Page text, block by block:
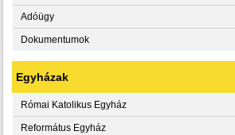
Adóügy
Dokumentumok
Egyházak
Római Katolikus Egyház
Református Egyház